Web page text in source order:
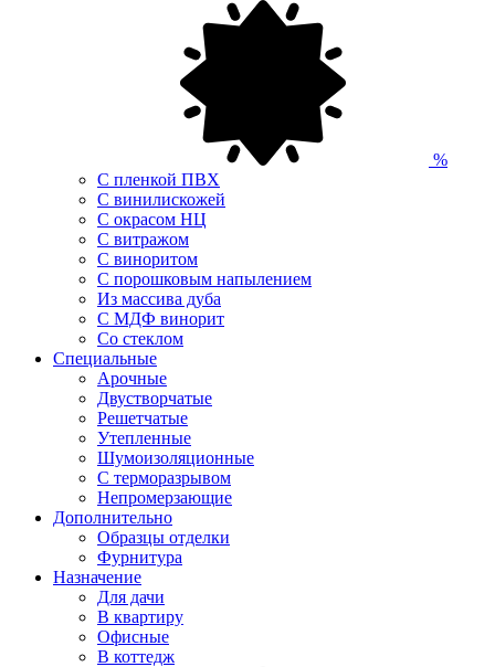
%
С пленкой ПВХ
С винилискожей
С окрасом НЦ
С витражом
С виноритом
С порошковым напылением
Из массива дуба
С МДФ винорит
Со стеклом
Специальные
Арочные
Двустворчатые
Решетчатые
Утепленные
Шумоизоляционные
С терморазрывом
Непромерзающие
Дополнительно
Образцы отделки
Фурнитура
Назначение
Для дачи
В квартиру
Офисные
В коттедж